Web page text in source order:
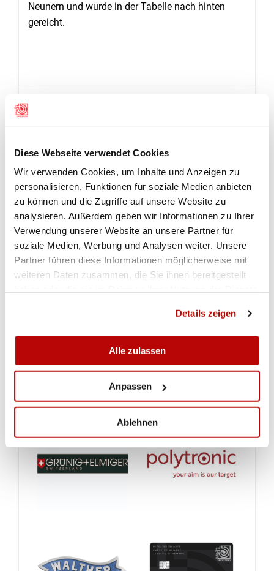
Diese Webseite verwendet Cookies
Wir verwenden Cookies, um Inhalte und Anzeigen zu
personalisieren, Funktionen für soziale Medien anbieten
zu können und die Zugriffe auf unsere Website zu
analysieren. Außerdem geben wir Informationen zu Ihrer
Verwendung unserer Website an unsere Partner für
soziale Medien, Werbung und Analysen weiter. Unsere
Partner führen diese Informationen möglicherweise mit
weiteren Daten zusammen, die Sie ihnen bereitgestellt
Details zeigen
Alle zulassen
Anpassen
Ablehnen
Neunern und wurde in der Tabelle nach hinten
gereicht.